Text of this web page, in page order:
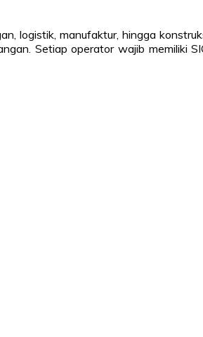
logistik, manufaktur, hingga
Setiap operator wajib memiliki